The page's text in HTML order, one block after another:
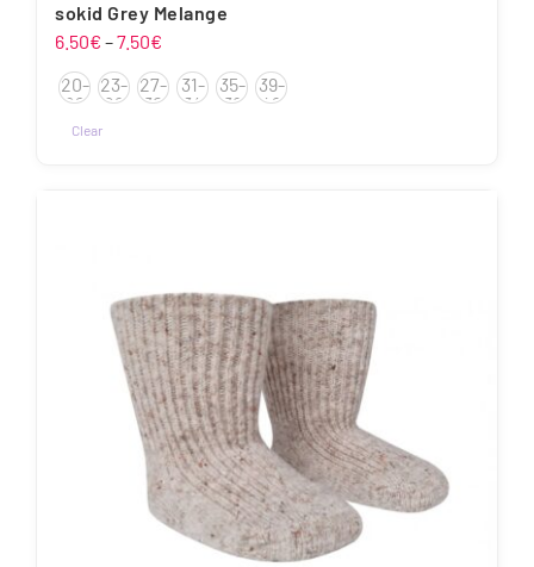
sokid Grey Melange
6.50€ –7.50€
6.50€
kuni
20-
22
23-
26
27-
30
31-
34
35-
38
39-
42
Clear
Valikuid
tootelehel.